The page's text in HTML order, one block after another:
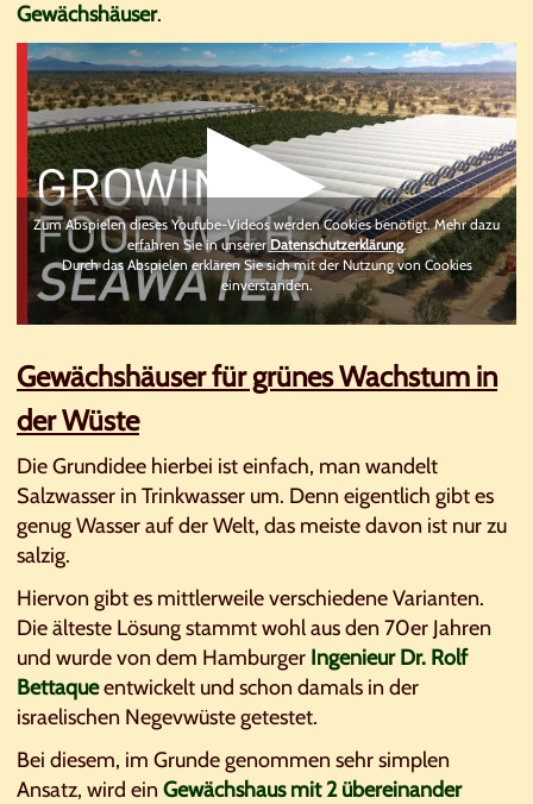
Gewächshäuser.
Zum Abspielen dieses Youtube-Videos werden Cookies benötigt. Mehr dazu
erfahren Sie in unsererDatenschutzerklärung.
Durch das Abspielen erklären Sie sich mit der Nutzung von Cookies
einverstanden.
Gewächshäuser für grünes Wachstum in
der Wüste
Die Grundidee hierbei ist einfach, man wandelt
Salzwasser in Trinkwasser um. Denn eigentlich gibt es
genug Wasser auf der Welt, das meiste davon ist nur zu
salzig.
Hiervon gibt es mittlerweile verschiedene Varianten.
Die älteste Lösung stammt wohl aus den 70er Jahren
und wurde von dem Hamburger Ingenieur Dr. Rolf
Bettaqueentwickelt und schon damals in der
israelischen Negevwüste getestet.
Bei diesem, im Grunde genommen sehr simplen
Ansatz, wird ein Gewächshaus mit 2 übereinander